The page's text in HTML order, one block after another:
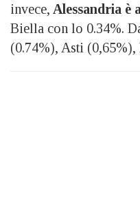
invece, Alessandria è
Biella con lo 0.34%.
(0.74%), Asti (0,65%),